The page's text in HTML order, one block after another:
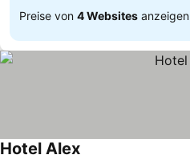
Preise von 4 Websites anzeigen
Hotel Alex